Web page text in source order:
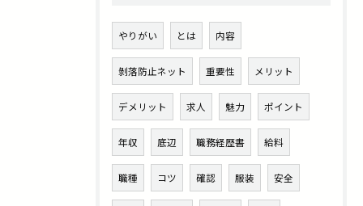
やりがい とは 内容
剝落防止ネット 重要性 メリット
デメリット 求人 魅力 ポイント
年収 底辺 職務経歴書 給料
職種 コツ 確認 服装 安全